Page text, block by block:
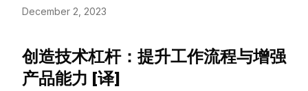
的角色，专注于规划发展路线图和招聘事宜。招聘其实
December 2, 2023
创造技术杠杆：提升工作流程与增强
产品能力 [译]
View Article